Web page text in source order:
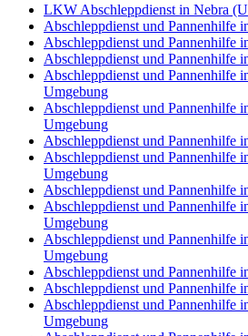
LKW Abschleppdienst in Nebra
Abschleppdienst und Pannenhilfe
Abschleppdienst und Pannenhilfe
Abschleppdienst und Pannenhilfe
Abschleppdienst und Pannenhilfe
Umgebung
Abschleppdienst und Pannenhilfe
Umgebung
Abschleppdienst und Pannenhilfe
Abschleppdienst und Pannenhilfe
Umgebung
Abschleppdienst und Pannenhilfe
Abschleppdienst und Pannenhilfe
Umgebung
Abschleppdienst und Pannenhilfe
Umgebung
Abschleppdienst und Pannenhilfe
Abschleppdienst und Pannenhilfe
Abschleppdienst und Pannenhilfe
Umgebung